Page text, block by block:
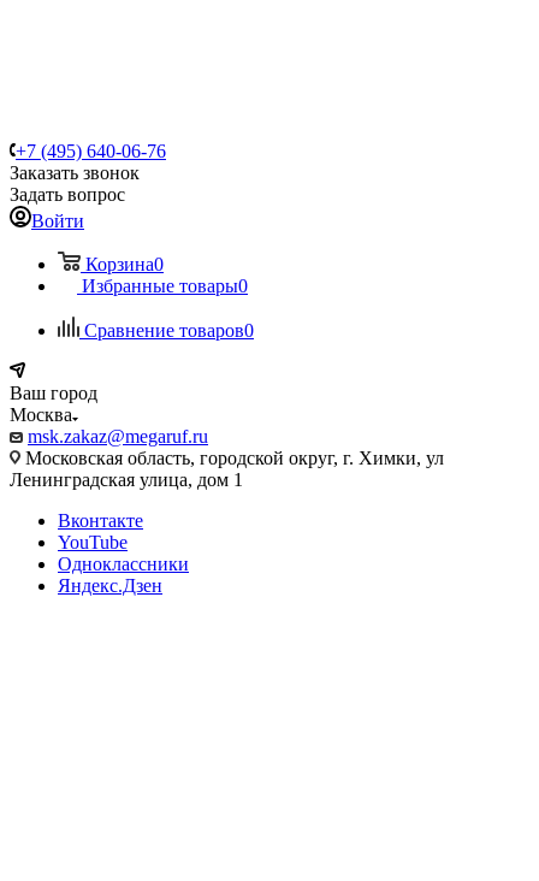
+7 (495) 640-06-76
Заказать звонок
Задать вопрос
Войти
Корзина0
Избранные товары0
Сравнение товаров0
Ваш город
Москва
msk.zakaz@megaruf.ru
Московская область, городской округ, г. Химки, ул
Ленинградская улица, дом 1
Вконтакте
YouTube
Одноклассники
Яндекс.Дзен